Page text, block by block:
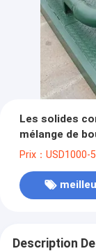
Les solides
mélange de
système de
Prix：
Description